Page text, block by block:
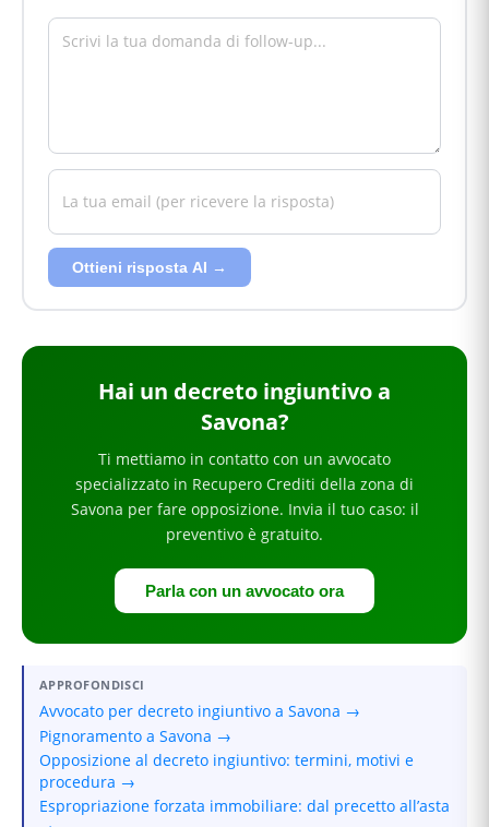
Ottieni risposta AI →
Hai un decreto ingiuntivoa
Savona?
Ti mettiamo in contatto con un avvocato
specializzato in Recupero Crediti della zona di
Savona per fare opposizione. Invia il tuo caso: il
preventivo è gratuito.
Parla con un avvocato ora
APPROFONDISCI
Avvocato per decreto ingiuntivo a Savona →
Pignoramento a Savona →
Opposizione al decreto ingiuntivo: termini, motivi e
procedura →
Espropriazione forzata immobiliare: dal precetto all’asta